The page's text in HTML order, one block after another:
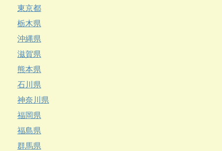
東京都
栃木県
沖縄県
滋賀県
熊本県
石川県
神奈川県
福岡県
福島県
群馬県